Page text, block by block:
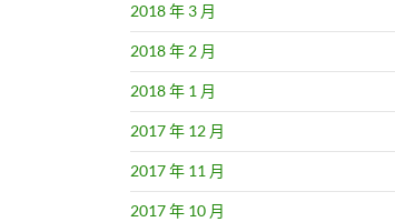
2018 年 3 月
2018 年 2 月
2018 年 1 月
2017 年 12 月
2017 年 11 月
2017 年 10 月